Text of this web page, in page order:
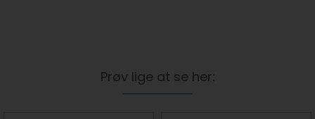
Prøv lige at se her: